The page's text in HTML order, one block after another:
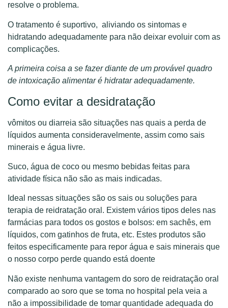
resolve o problema.
O tratamento é suportivo, aliviando os sintomas e
hidratando adequadamente para não deixar evoluir com as
complicações.
A primeira coisa a se fazer diante de um provável quadro
de intoxicação alimentar é hidratar adequadamente.
Como evitar a desidratação
vômitos ou diarreia são situações nas quais a perda de
líquidos aumenta consideravelmente, assim como sais
minerais e água livre.
Suco, água de coco ou mesmo bebidas feitas para
atividade física não são as mais indicadas.
Ideal nessas situações são os sais ou soluções para
terapia de reidratação oral. Existem vários tipos deles nas
farmácias para todos os gostos e bolsos: em sachês, em
líquidos, com gatinhos de fruta, etc. Estes produtos são
feitos especificamente para repor água e sais minerais que
o nosso corpo perde quando está doente
Não existe nenhuma vantagem do soro de reidratação oral
comparado ao soro que se toma no hospital pela veia a
não a impossibilidade de tomar quantidade adequada do